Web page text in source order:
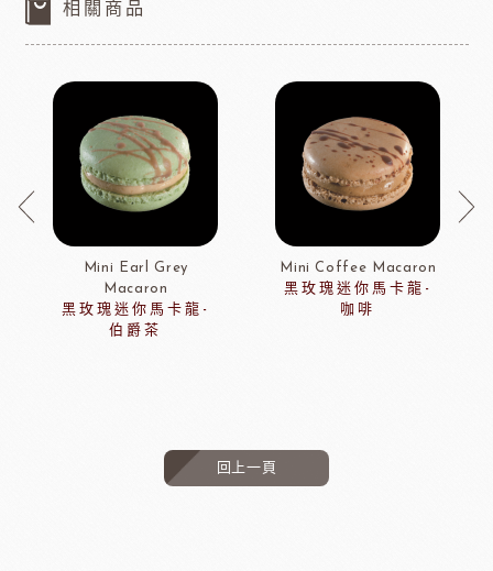
相關商品
Mini Earl Grey
Macaron
黑玫瑰迷你馬卡龍-
伯爵茶
Mini Coffee Macaron
黑玫瑰迷你馬卡龍-
咖啡
回上一頁